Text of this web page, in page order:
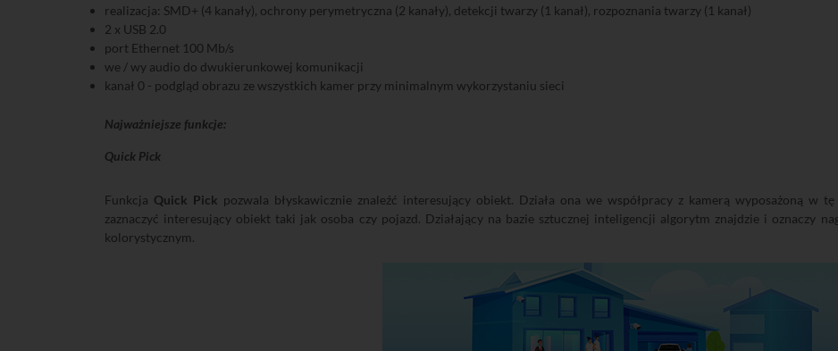
realizacja: SMD+ (4 kanały), ochrony perymetryczna (2 kanały), detekcji twarzy (1 kanał), rozpoznania twarzy (1 kanał)
2 x USB 2.0
port Ethernet 100 Mb/s
we / wy audio do dwukierunkowej komunikacji
kanał 0 - podgląd obrazu ze wszystkich kamer przy minimalnym wykorzystaniu sieci
Najważniejsze funkcje:
Quick Pick
Funkcja Quick Pick pozwala błyskawicznie znaleźć interesujący obiekt. Działa ona we współpracy z kamerą wyposażoną w
zaznaczyć interesujący obiekt taki jak osoba czy pojazd. Działający na bazie sztucznej inteligencji algorytm znajdzie i oznaczy
kolorystycznym.